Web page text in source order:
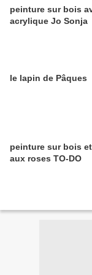
peinture sur bois avec Viva Decor et
acrylique Jo Sonja
le lapin de Pâques
peinture sur bois
aux roses TO-DO